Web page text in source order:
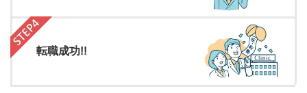
転職成功!!